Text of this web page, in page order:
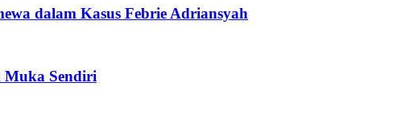
dalam Kasus Febrie Adriansyah
Muka Sendiri